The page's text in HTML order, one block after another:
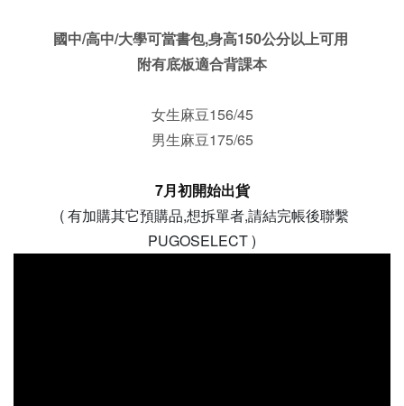
國中/高中/大學可當書包,身高150公分以上可用
附有底板適合背課本
女生麻豆156/45
男生麻豆175/65
7月初開始出貨
( 有加購其它預購品,想拆單者,請結完帳後聯繫
PUGOSELECT )